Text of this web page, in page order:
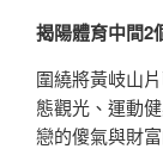
揭陽體育中間2
圍繞將黃岐山
態觀光、運動
戀的傻氣與財